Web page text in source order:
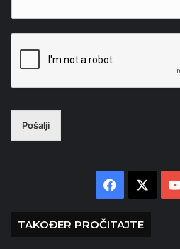
Pošalji
Facebook
TAKOĐER PROČITAJTE